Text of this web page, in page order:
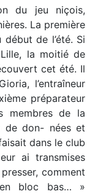
du jeu niçois,
La première
de l’été. Si
Lille, la moitié de
cet été. Il
l’entraîneur
préparateur
membres de la
de don- nées et
dans le club
ai transmises
comment
bloc bas… »